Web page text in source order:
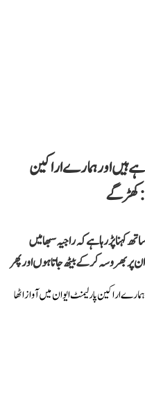
ہیں اور ہمارے اراکین
کھڑگے
کہنا پڑ رہا ہے کہ راجیہ سبھا میں
پر بھروسہ کر کے بیٹھ جاتا ہوں اور پھر